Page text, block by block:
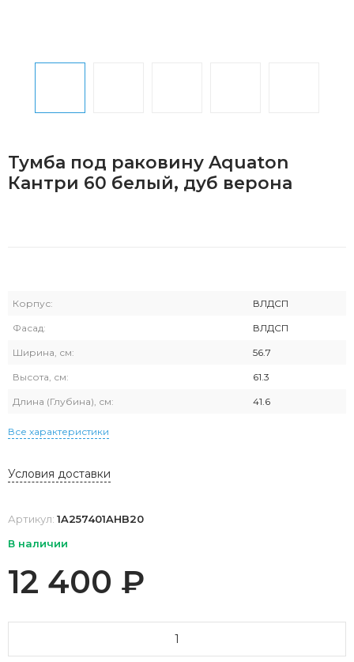
Тумба под раковину Aquaton
Кантри 60 белый, дуб верона
Корпус: ВЛДСП
Фасад: ВЛДСП
Ширина, см: 56.7
Высота, см: 61.3
Длина (Глубина), см: 41.6
Все характеристики
Условия доставки
Артикул: 1A257401AHB20
В наличии
12 400 ₽